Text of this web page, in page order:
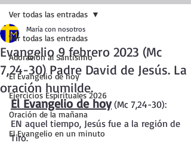
Ver todas las entradas
Adoración al Santísimo
El Evangelio de hoy
Ejercicios Espirituales 2026
Oración de la mañana
El Evangelio en un minuto
Ver todas las entradas
Evangelio 9 febrero 2023 (Mc
7,24-30) Padre David de Jesús. La
oración humilde.
María con nosotros
El Evangelio de hoy (Mc 7,24-30):
EN aquel tiempo, Jesús fue a la región de
Tiro.